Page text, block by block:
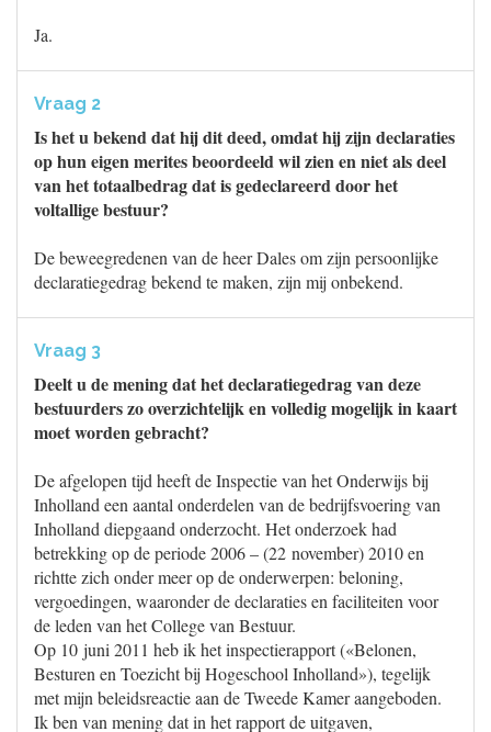
Ja.
Vraag 2
Is het u bekend dat hij dit deed, omdat hij zijn declaraties
op hun eigen merites beoordeeld wil zien en niet als deel
van het totaalbedrag dat is gedeclareerd door het
voltallige bestuur?
De beweegredenen van de heer Dales om zijn persoonlijke
declaratiegedrag bekend te maken, zijn mij onbekend.
Vraag 3
Deelt u de mening dat het declaratiegedrag van deze
bestuurders zo overzichtelijk en volledig mogelijk in kaart
moet worden gebracht?
De afgelopen tijd heeft de Inspectie van het Onderwijs bij
Inholland een aantal onderdelen van de bedrijfsvoering van
Inholland diepgaand onderzocht. Het onderzoek had
betrekking op de periode 2006 – (22 november) 2010 en
richtte zich onder meer op de onderwerpen: beloning,
vergoedingen, waaronder de declaraties en faciliteiten voor
de leden van het College van Bestuur.
Op 10 juni 2011 heb ik het inspectierapport («Belonen,
Besturen en Toezicht bij Hogeschool Inholland»), tegelijk
met mijn beleidsreactie aan de Tweede Kamer aangeboden.
Ik ben van mening dat in het rapport de uitgaven,